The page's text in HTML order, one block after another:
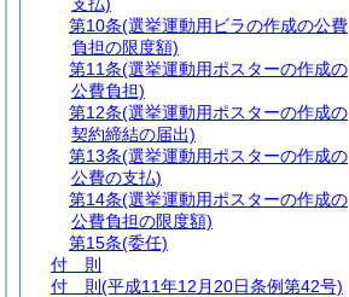
第10条(選挙運動用ビラの作成の公費
負担の限度額)
第11条(選挙運動用ポスターの作成の
公費負担)
第12条(選挙運動用ポスターの作成の
契約締結の届出)
第13条(選挙運動用ポスターの作成の
公費の支払)
第14条(選挙運動用ポスターの作成の
公費負担の限度額)
第15条(委任)
付 則
付 則 (平成11年12月20日条例第42号)